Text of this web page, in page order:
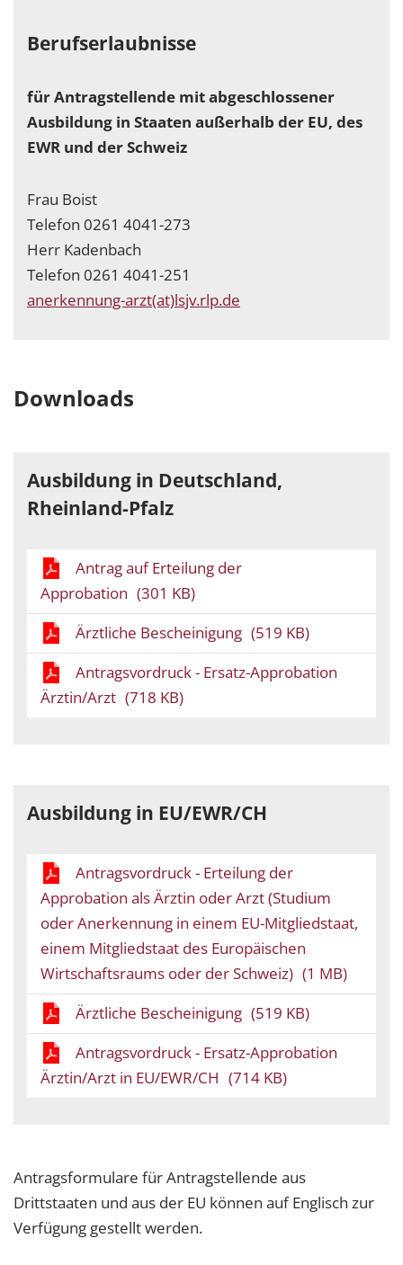
Berufserlaubnisse
für Antragstellende mit abgeschlossener
Ausbildung in Staaten außerhalb der EU, des
EWR und der Schweiz
Frau Boist
Telefon 0261 4041-273
Herr Kadenbach
Telefon 0261 4041-251
anerkennung-arzt(at)lsjv.rlp.de
Downloads
Ausbildung in Deutschland,
Rheinland-Pfalz
Antrag auf Erteilung der
Approbation (301 KB)
Ärztliche Bescheinigung (519 KB)
Antragsvordruck - Ersatz-Approbation
Ärztin/Arzt (718 KB)
Ausbildung in EU/EWR/CH
Antragsvordruck - Erteilung der
Approbation als Ärztin oder Arzt (Studium
oder Anerkennung in einem EU-Mitgliedstaat,
einem Mitgliedstaat des Europäischen
Wirtschaftsraums oder der Schweiz) (1 MB)
Ärztliche Bescheinigung (519 KB)
Antragsvordruck - Ersatz-Approbation
Ärztin/Arzt in EU/EWR/CH (714 KB)
Antragsformulare für Antragstellende aus
Drittstaaten und aus der EU können auf Englisch zur
Verfügung gestellt werden.